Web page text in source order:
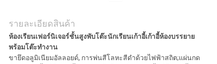
POLICY
รายละเอียดสินค้า
ห้องเรียนเฟอร์นิเจอร์ชั้นสูงพับโต๊ะนักเรียนเก้าอี้เก้าอี้ห้องบรรยาย
พร้อมโต๊ะทำงาน
ขายึดอลูมิเนียมอัลลอยด์, การพ่นสีโลหะสีดำด้วยไฟฟ้าสถิต;แผ่นกด